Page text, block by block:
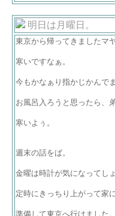
明日は月曜日。
東京から帰ってきましたマ
寒いですなぁ。
今もかなぁり指かじかんで
お風呂入ろうと思ったら、
寒いよぅ。
週末の話をば。
金曜は時計が気になってし
定時にきっちり上がって家
準備して東京へ行けました